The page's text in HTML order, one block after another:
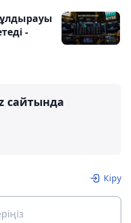
-
сайтында
Кіру